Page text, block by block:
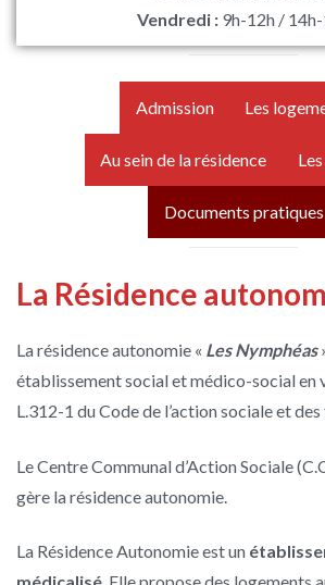
Vendredi :9h-12h /
Admission Les
Au sein de la résidence
Documents pratiques
La Résidence
La résidence autonomie « Les Nymphéas
établissement social et médico-social en
L.312-1 du Code de l’action sociale et
Le Centre Communal d’Action Sociale
gère la résidence autonomie.
La Résidence Autonomie est un